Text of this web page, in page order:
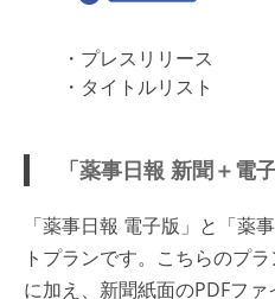
・プレスリリース
・タイトルリスト
「薬事日報 新聞＋電
「薬事日報 電子版」と「薬
トプランです。こちらのプ
に加え、新聞紙面のPDFフ